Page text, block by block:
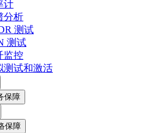
计
分析
测试
测试
监控
测试和激活
保障
保障